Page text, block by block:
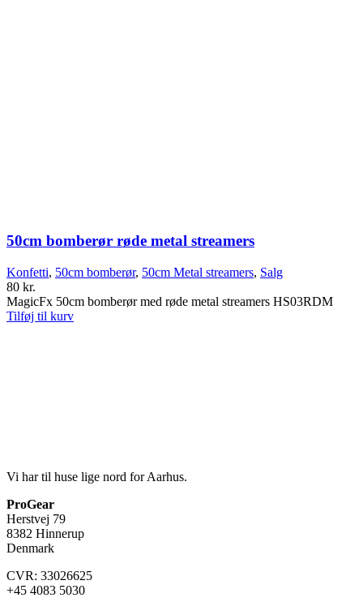
50cm bomberør røde metal streamers
Konfetti, 50cm bomberør, 50cm Metal streamers, Salg
80 kr.
MagicFx 50cm bomberør med røde metal streamers HS03RDM
Tilføj til kurv
Vi har til huse lige nord for Aarhus.
ProGear
Herstvej 79
8382 Hinnerup
Denmark
CVR: 33026625
+45 4083 5030